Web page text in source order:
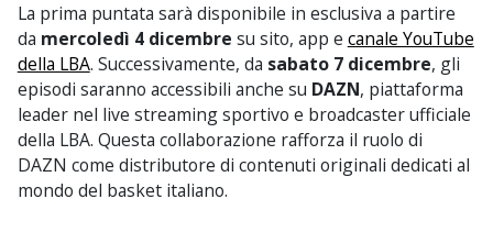
La prima puntata sarà disponibile in esclusiva a partire
da mercoledì 4 dicembre su sito, app e canale YouTube
della LBA. Successivamente, da sabato 7 dicembre, gli
episodi saranno accessibili anche su DAZN, piattaforma
leader nel live streaming sportivo e broadcaster ufficiale
della LBA. Questa collaborazione rafforza il ruolo di
DAZN come distributore di contenuti originali dedicati al
mondo del basket italiano.